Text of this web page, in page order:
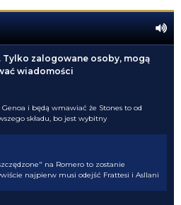
Tylko zalogowane osoby, mogą
wiadomości
i będą wmawiać że Stones to od
składu, bo jest wybitny
na Romero to zostanie
najpierw musi odejść Frattesi i Asllani